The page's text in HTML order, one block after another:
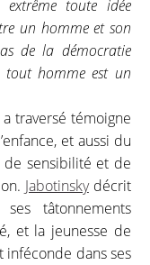
toute idée
un homme et son
de la démocratie
homme est un
traversé témoigne
et aussi du
sensibilité et de
Jabotinskydécrit
tâtonnements
et la jeunesse de
dans ses